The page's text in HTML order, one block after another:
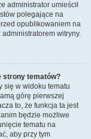
administrator umieścił
polegające na
opublikowaniem na
witryny.
strony tematów?
się w widoku tematu
górę pierwszej
to, że funkcja ta jest
będzie możliwe
tematu na
aby przy tym